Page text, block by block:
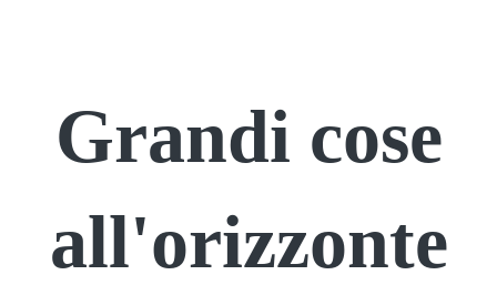
Grandi cose
all'orizzonte